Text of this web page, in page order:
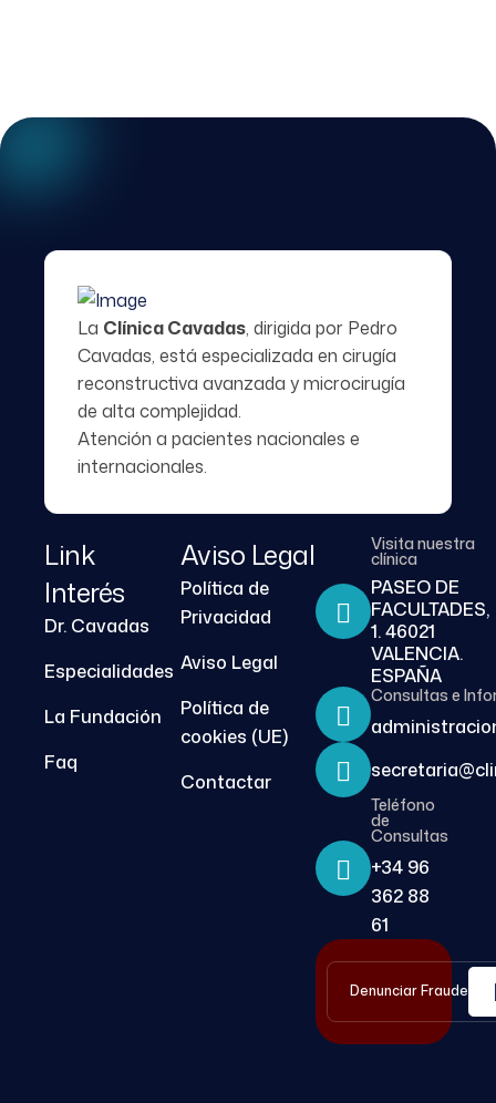
La Clínica Cavadas, dirigida por Pedro
Cavadas, está especializada en cirugía
reconstructiva avanzada y microcirugía
de alta complejidad.
Atención a pacientes nacionales e
internacionales.
Link
Interés
Dr. Cavadas
Especialidades
La Fundación
Faq
Aviso Legal
Política de
Privacidad
Aviso Legal
Política de
cookies (UE)
Contactar
Visita nuestra
clínica
PASEO DE
FACULTADES,
1. 46021
VALENCIA.
ESPAÑA
Consultas e
Teléfono
de
Consultas
+34 96
362 88
61
Denunciar Fraude